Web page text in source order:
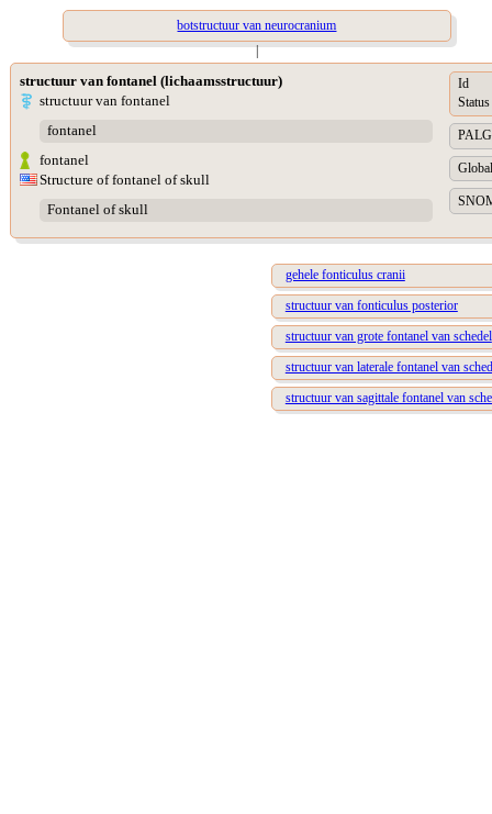
botstructuur van neurocranium
|
structuur van fontanel (lichaamsstructuur)
structuur van fontanel
fontanel
fontanel
Structure of fontanel of skull
Fontanel of skull
Id
Status
gehele fonticulus cranii
structuur van fonticulus posterior
structuur van grote fontanel van schedel
structuur van laterale fontanel van
structuur van sagittale fontanel van